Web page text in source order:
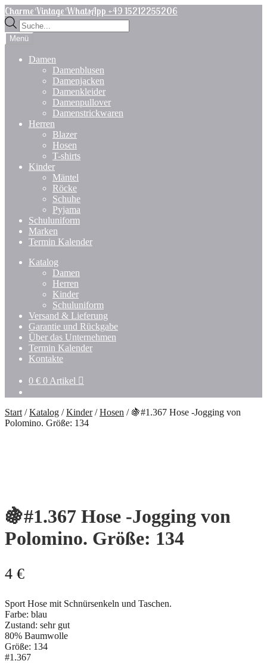
Zur
Navigation
springen
Zum
Inhalt
springen
Charme Vintage WhatsApp +49 15212255206
Products
search
Menü
Damen
Damenblusen
Damenjacken
Damenkleider
Damenpullover
Damenstrickwaren
Herren
Blazer
Hosen
T-shirts
Kinder
Mäntel
Röcke
Schuhe
Pyjama
Schuluniform
Marken
Termin Kalender
Katalog
Damen
Herren
Kinder
Schuluniform
Versand & Lieferung
Garantie und Rückgabe
Über das Unternehmen
Termin Kalender
Kontakte
0 € 0 Artikel
Start /Katalog /Kinder/Hosen / 🍇#1.367 Hose -Jogging von
Polomino. Größe: 134
🍇#1.367 Hose -Jogging von
Polomino. Größe: 134
4 €
Sport Hose mit Schnürsenkeln und Taschen.
Farbe: blau
Zustand: sehr gut
80% Baumwolle
Größe: 134
#1.367